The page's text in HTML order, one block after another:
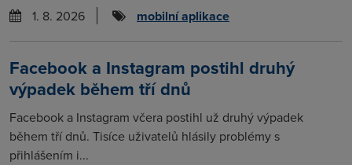
1. 8. 2026
mobilní aplikace
Facebook a Instagram postihl druhý
výpadek během tří dnů
Facebook a Instagram včera postihl už druhý výpadek
během tří dnů. Tisíce uživatelů hlásily problémy s
přihlášením i...